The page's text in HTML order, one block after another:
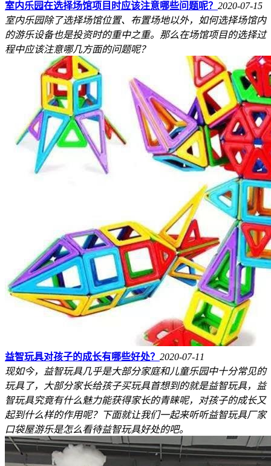
室内乐园在选择场馆项目时应该注意哪些问题呢？ 2020-07-15
室内乐园除了选择场馆位置、布置场地以外，如何选择场馆内
的游乐设备也是投资时的重中之重。那么在场馆项目的选择过
程中应该注意哪几方面的问题呢？
益智玩具对孩子的成长有哪些好处？ 2020-07-11
现如今，益智玩具几乎是大部分家庭和儿童乐园中十分常见的
玩具了，大部分家长给孩子买玩具首想到的就是益智玩具，益
智玩具究竟有什么魅力能获得家长的青睐呢，对孩子的成长又
起到什么样的作用呢？下面就让我们一起来听听益智玩具厂家
口袋屋游乐是怎么看待益智玩具好处的吧。